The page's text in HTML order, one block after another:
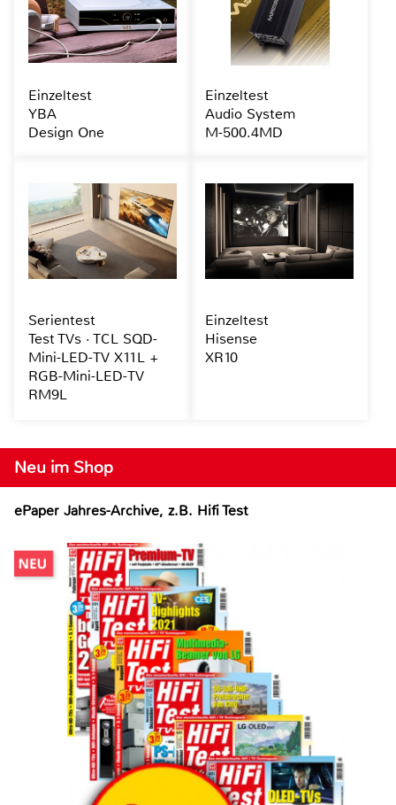
Neu im Shop
ePaper Jahres-Archive, z.B. Hifi Test
Einzeltest
YBA
Design One
Einzeltest
Audio System
M-500.4MD
Serientest
Test TVs · TCL SQD-
Mini-LED-TV X11L +
RGB-Mini-LED-TV
RM9L
Einzeltest
Hisense
XR10